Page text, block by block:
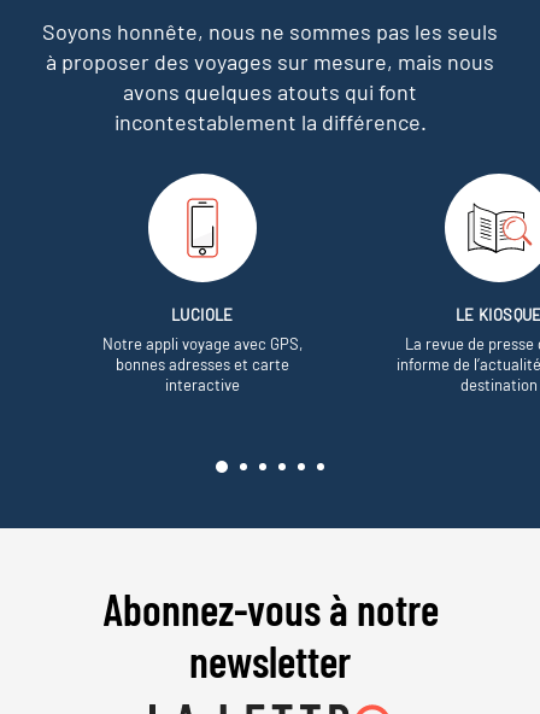
Soyons honnête, nous ne sommes pas les seuls
à proposer des voyages sur mesure, mais nous
avons quelques atouts qui font
incontestablement la différence.
LUCIOLE
Notre appli voyage avec GPS,
bonnes adresses et carte
interactive
LE
La revue de presse
informe de
destination
Abonnez-vous à notre
newsletter